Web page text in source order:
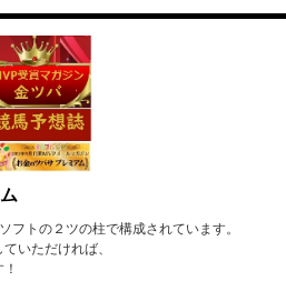
トの２ツの柱で構成されています。
いただければ、